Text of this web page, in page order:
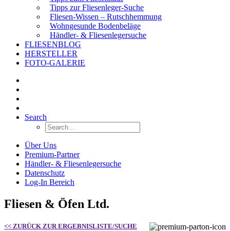
Tipps zur Fliesenleger-Suche
Fliesen-Wissen – Rutschhemmung
Wohngesunde Bodenbeläge
Händler- & Fliesenlegersuche
FLIESENBLOG
HERSTELLER
FOTO-GALERIE
Search
Über Uns
Premium-Partner
Händler- & Fliesenlegersuche
Datenschutz
Log-In Bereich
Fliesen & Öfen Ltd.
<< ZURÜCK ZUR ERGEBNISLISTE/SUCHE